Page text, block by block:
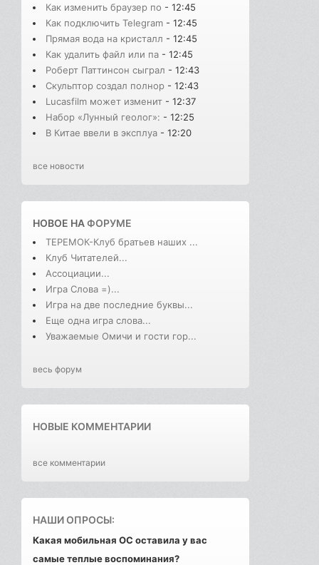
Как изменить браузер по - 12:45
Как подключить Telegram - 12:45
Прямая вода на кристалл - 12:45
Как удалить файл или па - 12:45
Роберт Паттинсон сыграл - 12:43
Скульптор создал полнор - 12:43
Lucasfilm может изменит - 12:37
Набор «Лунный геолог»: - 12:25
В Китае ввели в эксплуа - 12:20
все новости
НОВОЕ НАФОРУМЕ
ТЕРЕМОК-Клуб братьев наших ...
Клуб Читателей...
Ассоциации...
Игра Слова =)...
Игра на две последние буквы...
Еще одна игра слова...
Уважаемые Омичи и гости гор...
весь форум
НОВЫЕ КОММЕНТАРИИ
все комментарии
НАШИ ОПРОСЫ:
Какая мобильная ОС оставила у вас
самые теплые воспоминания?